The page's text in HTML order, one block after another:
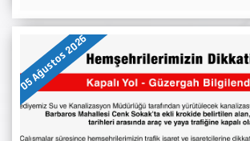
05 Ağustos 2026